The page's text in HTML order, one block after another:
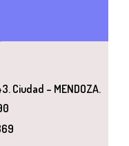
Ciudad – MENDOZA.